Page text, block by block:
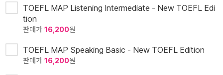
TOEFL MAP Listening Intermediate - New TOEFL Edi
tion
판매가 16,200원
TOEFL MAP Speaking Basic - New TOEFL Edition
판매가 16,200원